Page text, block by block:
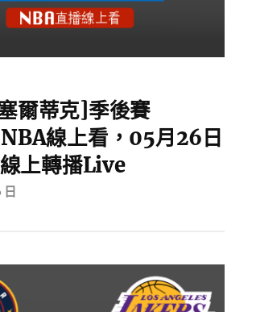
爾蒂克]季後賽
線上看，05月26日
上轉播Live
日